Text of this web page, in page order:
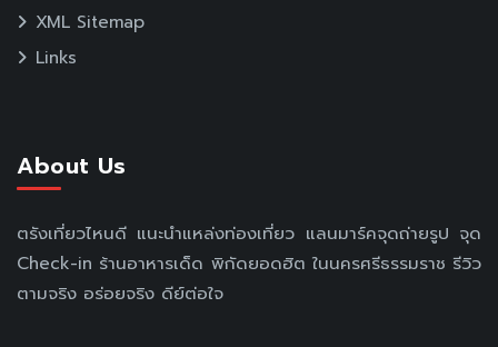
XML Sitemap
Links
About Us
ตรังเที่ยวไหนดี แนะนำแหล่งท่องเที่ยว แลนมาร์คจุดถ่ายรูป จุด
Check-in ร้านอาหารเด็ด พิกัดยอดฮิต ในนครศรีธรรมราช รีวิว
ตามจริง อร่อยจริง ดีย์ต่อใจ